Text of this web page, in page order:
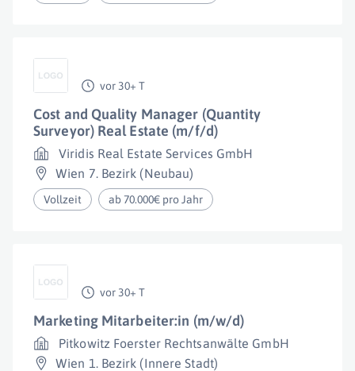
vor 30+ T
Cost and Quality Manager (Quantity
Surveyor) Real Estate (m/f/d)
Viridis Real Estate Services GmbH
Wien 7. Bezirk (Neubau)
Vollzeit ab 70.000€ pro Jahr
vor 30+ T
Marketing Mitarbeiter:in (m/w/d)
Pitkowitz Foerster Rechtsanwälte GmbH
Wien 1. Bezirk (Innere Stadt)